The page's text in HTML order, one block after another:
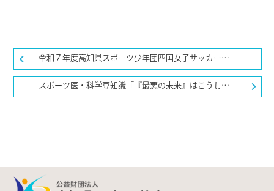
令和７年度高知県スポーツ少年団四国女子サッカー交流大会プログラムについて
スポーツ医・科学豆知識「『最悪の未来』はこうして生まれる―大惨事思考という“思考のワナ”から抜け出す方法―」更新しました。